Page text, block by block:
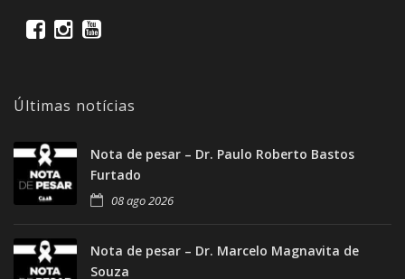
Últimas notícias
Nota de pesar – Dr. Paulo Roberto Bastos
Furtado
08 ago 2026
Nota de pesar – Dr. Marcelo Magnavita de
Souza